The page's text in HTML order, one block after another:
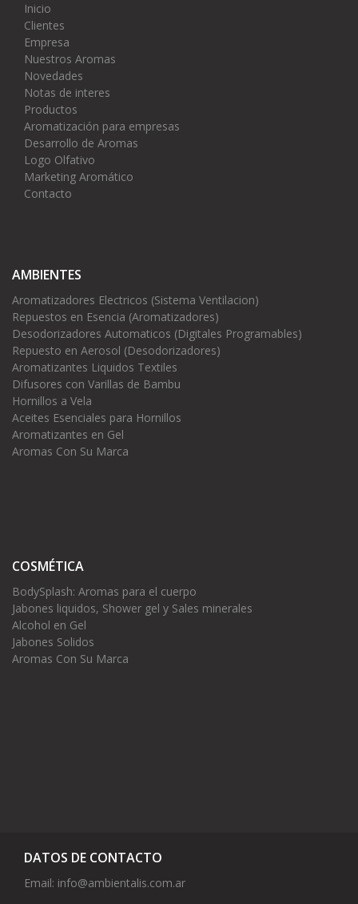
Inicio
Clientes
Empresa
Nuestros Aromas
Novedades
Notas de interes
Productos
Aromatización para empresas
Desarrollo de Aromas
Logo Olfativo
Marketing Aromático
Contacto
AMBIENTES
Aromatizadores Electricos (Sistema Ventilacion)
Repuestos en Esencia (Aromatizadores)
Desodorizadores Automaticos (Digitales Programables)
Repuesto en Aerosol (Desodorizadores)
Aromatizantes Liquidos Textiles
Difusores con Varillas de Bambu
Hornillos a Vela
Aceites Esenciales para Hornillos
Aromatizantes en Gel
Aromas Con Su Marca
COSMÉTICA
BodySplash: Aromas para el cuerpo
Jabones liquidos, Shower gel y Sales minerales
Alcohol en Gel
Jabones Solidos
Aromas Con Su Marca
DATOS DE CONTACTO
Email: info@ambientalis.com.ar